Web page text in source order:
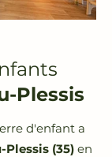
Plessis
d'enfant a
(35) en